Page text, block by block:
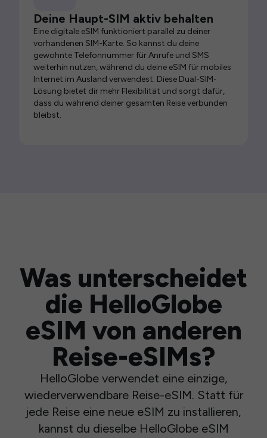
Deine Haupt-SIM aktiv behalten
Eine digitale eSIM funktioniert parallel zu deiner
vorhandenen SIM-Karte. So kannst du deine
gewohnte Telefonnummer für Anrufe und SMS
weiterhin nutzen, während du deine eSIM für mobiles
Internet im Ausland verwendest. Diese Dual-SIM-
Lösung bietet dir mehr Flexibilität und sorgt dafür,
dass du während deiner gesamten Reise verbunden
bleibst.
Was unterscheidet
die HelloGlobe
eSIM von anderen
Reise-eSIMs?
HelloGlobe verwendet eine einzige,
wiederverwendbare Reise-eSIM. Statt für
jede Reise eine neue eSIM zu installieren,
kannst du dieselbe HelloGlobe eSIM